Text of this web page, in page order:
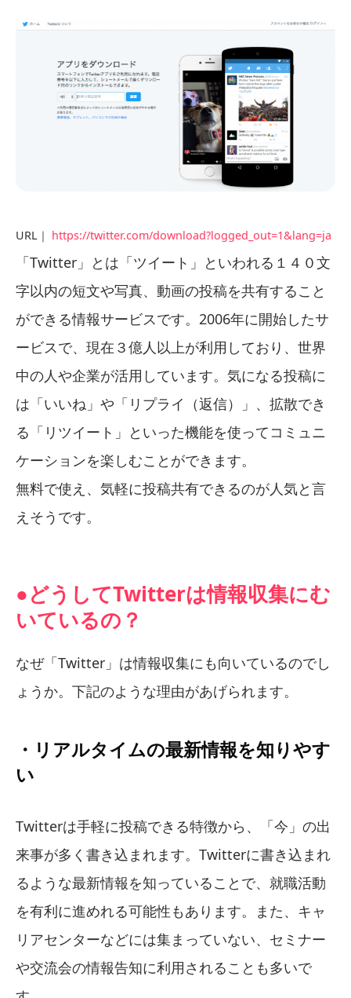
URL｜ https://twitter.com/download?logged_out=1&lang=ja
「Twitter」とは「ツイート」といわれる１４０文
字以内の短文や写真、動画の投稿を共有すること
ができる情報サービスです。2006年に開始したサ
ービスで、現在３億人以上が利用しており、世界
中の人や企業が活用しています。気になる投稿に
は「いいね」や「リプライ（返信）」、拡散でき
る「リツイート」といった機能を使ってコミュニ
ケーションを楽しむことができます。
無料で使え、気軽に投稿共有できるのが人気と言
えそうです。
●どうしてTwitterは情報収集にむ
いているの？
なぜ「Twitter」は情報収集にも向いているのでし
ょうか。下記のような理由があげられます。
・リアルタイムの最新情報を知りやす
い
Twitterは手軽に投稿できる特徴から、「今」の出
来事が多く書き込まれます。Twitterに書き込まれ
るような最新情報を知っていることで、就職活動
を有利に進めれる可能性もあります。また、キャ
リアセンターなどには集まっていない、セミナー
や交流会の情報告知に利用されることも多いで